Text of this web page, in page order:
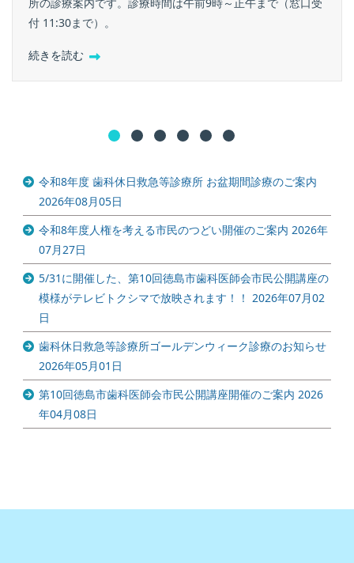
付 11:30まで）。
続きを読む
令和8年度 歯科休日救急等診療所 お盆期間診療のご案内
2026年08月05日
令和8年度人権を考える市民のつどい開催のご案内 2026年
07月27日
5/31に開催した、第10回徳島市歯科医師会市民公開講座の
模様がテレビトクシマで放映されます！！ 2026年07月02
日
歯科休日救急等診療所ゴールデンウィーク診療のお知らせ
2026年05月01日
第10回徳島市歯科医師会市民公開講座開催のご案内 2026
年04月08日